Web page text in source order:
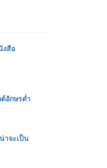
งสือ
อักษรต่ำ
าจะเป็น